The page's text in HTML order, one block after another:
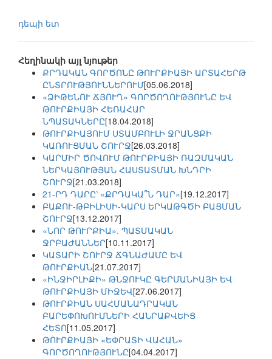
դեպի ետ
Հեղինակի այլ նյութեր
ՔՐԴԱԿԱՆ ԳՈՐԾՈՆԸ ԹՈՒՐՔԻԱՅԻ ԱՐՏԱՀԵՐԹ
ԸՆՏՐՈՒԹՅՈՒՆՆԵՐՈՒՄ[05.06.2018]
«ՁԻԹԵՆՈՒ ՃՅՈՒՂ» ԳՈՐԾՈՂՈՒԹՅՈՒՆԸ ԵՎ
ԹՈՒՐՔԻԱՅԻ ՀԵՌԱՀԱՐ
ՆՊԱՏԱԿՆԵՐԸ[18.04.2018]
ԹՈՒՐՔԻԱՅՈՒՄ ՍՏԱՄԲՈՒԼԻ ՋՐԱՆՑՔԻ
ԿԱՌՈՒՑՄԱՆ ՇՈՒՐՋ[26.03.2018]
ԿԱՐՄԻՐ ԾՈՎՈՒՄ ԹՈՒՐՔԻԱՅԻ ՌԱԶՄԱԿԱՆ
ՆԵՐԿԱՅՈՒԹՅԱՆ ՀԱՍՏԱՏՄԱՆ ԽՆԴՐԻ
ՇՈՒՐՋ[21.03.2018]
21-ՐԴ ԴԱՐԸ՝ «ՔՐԴԱԿԱ՞Ն ԴԱՐ»[19.12.2017]
ԲԱՔՈՒ-ԹԲԻԼԻՍԻ-ԿԱՐՍ ԵՐԿԱԹԳԾԻ ԲԱՑՄԱՆ
ՇՈՒՐՋ[13.12.2017]
«ՆՈՐ ԹՈՒՐՔԻԱ». ՊԱՏՄԱԿԱՆ
ՋՐԲԱԺԱՆՆԵՐ[10.11.2017]
ԿԱՏԱՐԻ ՇՈՒՐՋ ՃԳՆԱԺԱՄԸ ԵՎ
ԹՈՒՐՔԻԱՆ[21.07.2017]
«ԻՆՋԻՐԼԻՔԻ» ԹՆՋՈՒԿԸ ԳԵՐՄԱՆԻԱՅԻ ԵՎ
ԹՈՒՐՔԻԱՅԻ ՄԻՋԵՎ[27.06.2017]
ԹՈՒՐՔԻԱՆ ՍԱՀՄԱՆԱԴՐԱԿԱՆ
ԲԱՐԵՓՈԽՈՒՄՆԵՐԻ ՀԱՆՐԱՔՎԵԻՑ
ՀԵՏՈ[11.05.2017]
ԹՈՒՐՔԻԱՅԻ «ԵՓՐԱՏԻ ՎԱՀԱՆ»
ԳՈՐԾՈՂՈՒԹՅՈՒՆԸ[04.04.2017]